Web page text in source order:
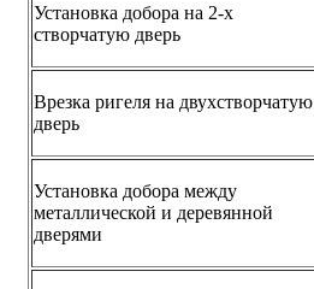
Установка добора на 2-х
створчатую дверь
Врезка ригеля на двухстворчатую
дверь
Установка добора между
металлической и деревянной
дверями